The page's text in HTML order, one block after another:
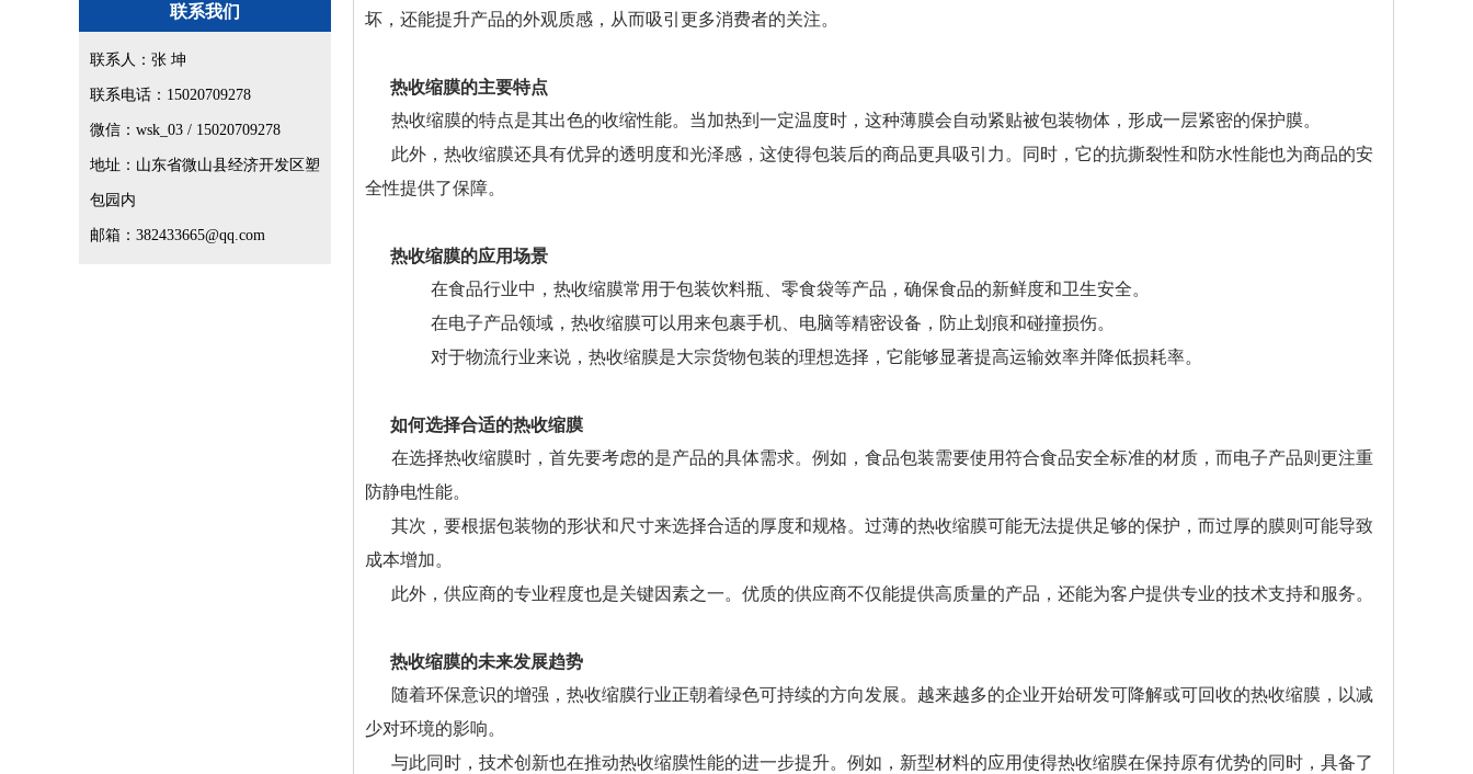
联系我们
联系人：张 坤
联系电话：15020709278
微信：wsk_03 / 15020709278
地址：山东省微山县经济开发区塑
包园内
邮箱：382433665@qq.com
坏，还能提升产品的外观质感，从而吸引更多消费者的关注。
热收缩膜的主要特点
热收缩膜的特点是其出色的收缩性能。当加热到一定温度时，这种薄膜会自动紧贴被包装物体，形成一层紧密的保护膜。
此外，热收缩膜还具有优异的透明度和光泽感，这使得包装后的商品更具吸引力。同时，它的抗撕裂性和防水性能也为商品的安
全性提供了保障。
热收缩膜的应用场景
在食品行业中，热收缩膜常用于包装饮料瓶、零食袋等产品，确保食品的新鲜度和卫生安全。
在电子产品领域，热收缩膜可以用来包裹手机、电脑等精密设备，防止划痕和碰撞损伤。
对于物流行业来说，热收缩膜是大宗货物包装的理想选择，它能够显著提高运输效率并降低损耗率。
如何选择合适的热收缩膜
在选择热收缩膜时，首先要考虑的是产品的具体需求。例如，食品包装需要使用符合食品安全标准的材质，而电子产品则更注重
防静电性能。
其次，要根据包装物的形状和尺寸来选择合适的厚度和规格。过薄的热收缩膜可能无法提供足够的保护，而过厚的膜则可能导致
成本增加。
此外，供应商的专业程度也是关键因素之一。优质的供应商不仅能提供高质量的产品，还能为客户提供专业的技术支持和服务。
热收缩膜的未来发展趋势
随着环保意识的增强，热收缩膜行业正朝着绿色可持续的方向发展。越来越多的企业开始研发可降解或可回收的热收缩膜，以减
少对环境的影响。
与此同时，技术创新也在推动热收缩膜性能的进一步提升。例如，新型材料的应用使得热收缩膜在保持原有优势的同时，具备了